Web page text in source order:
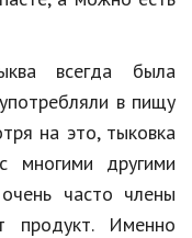
всегда была
в пищу
на это, тыковка
многими другими
часто члены
продукт. Именно